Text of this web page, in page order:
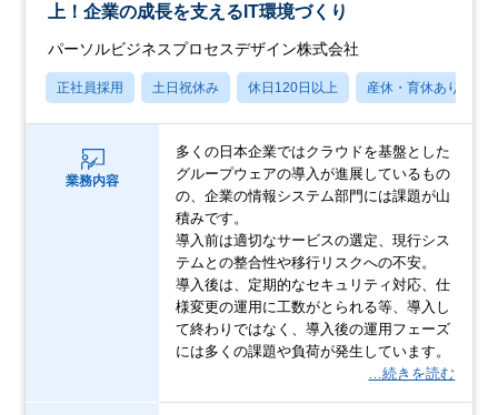
上！企業の成長を支えるIT環境づくり
パーソルビジネスプロセスデザイン株式会社
正社員採用 土日祝休み 休日120日以上 産休・育休あり
業務内容
多くの日本企業ではクラウドを基盤とした
グループウェアの導入が進展しているもの
の、企業の情報システム部門には課題が山
積みです。
導入前は適切なサービスの選定、現行シス
テムとの整合性や移行リスクへの不安。
導入後は、定期的なセキュリティ対応、仕
様変更の運用に工数がとられる等、導入し
て終わりではなく、導入後の運用フェーズ
には多くの課題や負荷が発生しています。
…続きを読む